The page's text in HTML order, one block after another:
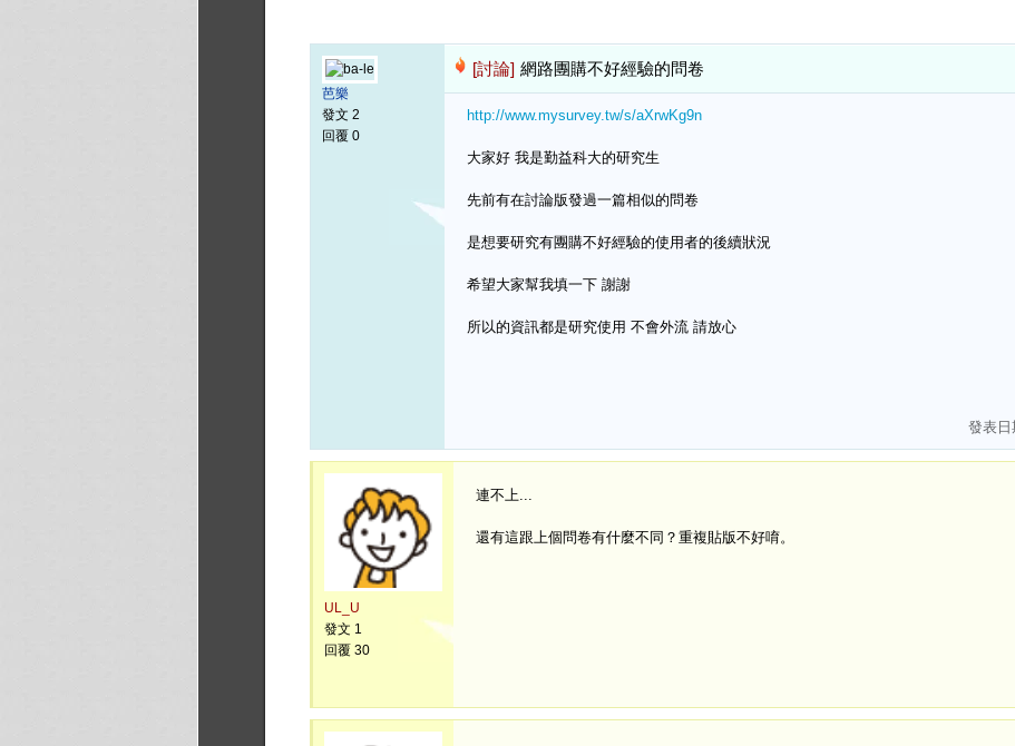
芭樂
發文 2
回覆 0
[討論] 網路團購不好經驗的問卷
http://www.mysurvey.tw/s/aXrwKg9n
大家好 我是勤益科大的研究生
先前有在討論版發過一篇相似的問卷
是想要研究有團購不好經驗的使用者的後續狀況
希望大家幫我填一下 謝謝
所以的資訊都是研究使用 不會外流 請放心
發表日
UL_U
發文 1
回覆 30
連不上...
還有這跟上個問卷有什麼不同？重複貼版不好唷。